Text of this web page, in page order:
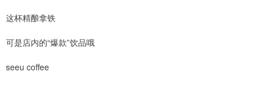
这杯精酿拿铁
可是店内的“爆款”饮品哦
seeu coffee